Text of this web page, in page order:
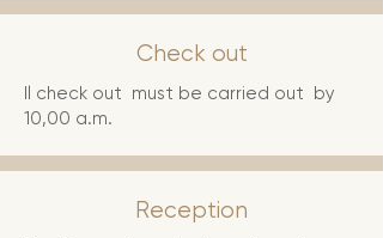
Check out
Il check out must be carried out by
10,00 a.m.
Reception